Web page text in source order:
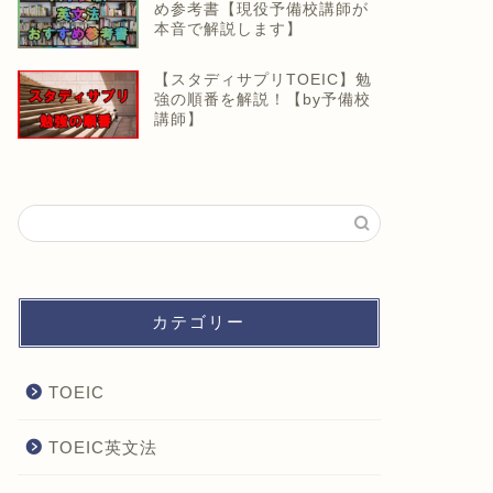
め参考書【現役予備校講師が
本音で解説します】
【スタディサプリTOEIC】勉
強の順番を解説！【by予備校
講師】
カテゴリー
TOEIC
TOEIC英文法